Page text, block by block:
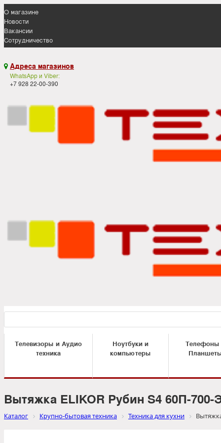
О магазине
Новости
Вакансии
Сотрудничество
 Адреса магазинов
WhatsApp и Viber:
+7 928 22-00-390
Телевизоры и Аудио
техника
Ноутбуки и
компьютеры
Телефоны
Вытяжка ELIKOR Рубин S4 60П-700-
Каталог Крупно-бытовая техника Техника для кухни